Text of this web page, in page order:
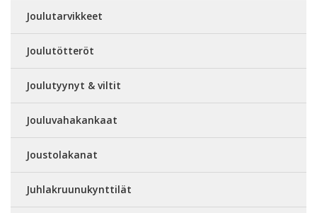
Joulutarvikkeet
Joulutötteröt
Joulutyynyt & viltit
Jouluvahakankaat
Joustolakanat
Juhlakruunukynttilät